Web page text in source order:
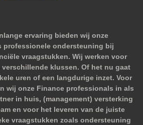
ervaring bieden wij onze
professionele ondersteuning bij
vraagstukken. Wij werken voor
klussen. Of het nu gaat
uren of een langdurige inzet. Voor
wij onze Finance professionals in als
in huis, (management) versterking
en voor het leveren van de juiste
vraagstukken zoals ondersteuning